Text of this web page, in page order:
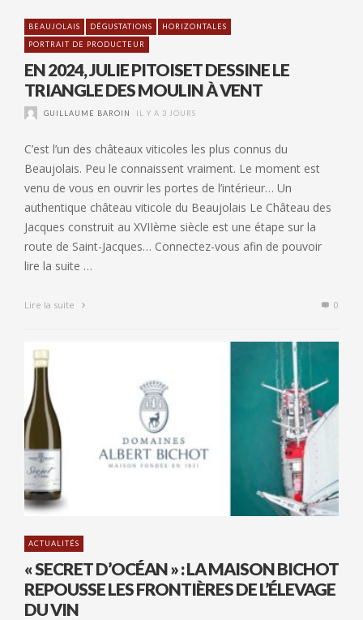
BEAUJOLAIS DÉGUSTATIONS
HORIZONTALES
PORTRAIT DE PRODUCTEUR
EN 2024, JULIE PITOISET DESSINE LE
TRIANGLE DES MOULIN À VENT
GUILLAUME BAROIN IL Y A 3 JOURS
C’est l’un des châteaux viticoles les plus connus du
Beaujolais. Peu le connaissent vraiment. Le moment est
venu de vous en ouvrir les portes de l’intérieur… Un
authentique château viticole du Beaujolais Le Château des
Jacques construit au XVIIème siècle est une étape sur la
route de Saint-Jacques… Connectez-vous afin de pouvoir
lire la suite …
Lire la suite 0
ACTUALITÉS
« SECRET D’OCÉAN » : LA MAISON BICHOT
REPOUSSE LES FRONTIÈRES DE L’ÉLEVAGE
DU VIN